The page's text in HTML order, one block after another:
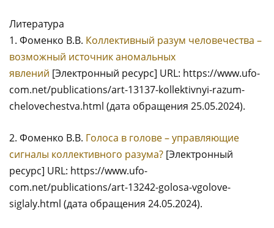
Литература
1. Фоменко В.В. Коллективный разум человечества –
возможный источник аномальных
явлений [Электронный ресурс] URL: https://www.ufo-
com.net/publications/art-13137-kollektivnyi-razum-
chelovechestva.html (дата обращения 25.05.2024).
2. Фоменко В.В. Голоса в голове – управляющие
сигналы коллективного разума? [Электронный
ресурс] URL: https://www.ufo-
com.net/publications/art-13242-golosa-vgolove-
siglaly.html (дата обращения 24.05.2024).